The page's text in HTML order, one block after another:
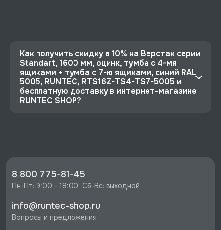
Как получить скидку в 10% на Верстак серии
Standart, 1600 мм, оцинк, тумба с 4-мя
ящиками + тумба с 7-ю ящиками, синий RAL
5005, RUNTEC, RTS16Z-TS4-TS7-5005 и
бесплатную доставку в интернет-магазине
RUNTEC SHOP?
ящиками, синий RAL 5005, RUNTEC, RTS16Z-
TS4-TS7-5005 со скидкой - 68850 руб.
Петербурге и по РФ, если она меньше 10%
стоимости заказа.
8 800 775-81-45
Пн-Пт: 9:00 - 18:00  Сб-Вс: выходной
info@runtec-shop.ru
Вопросы и предложения